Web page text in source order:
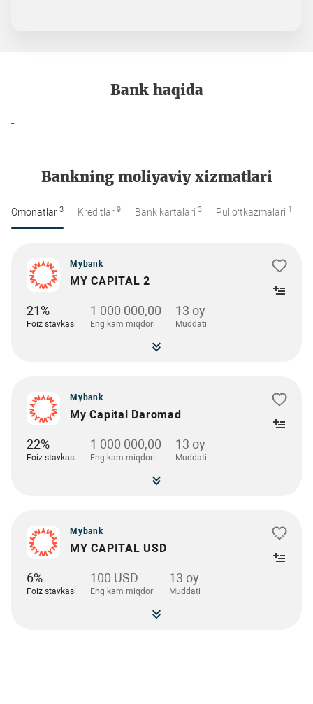
Bank haqida
-
Bankning moliyaviy xizmatlari
Omonatlar 3 Kreditlar 9 Bank kartalari 3 Pul o‘tkazmalari 1
Mybank
MY CAPITAL 2
21%
Foiz stavkasi
1 000 000,00
Eng kam miqdori
13 oy
Muddati
Mybank
My Capital Daromad
22%
Foiz stavkasi
1 000 000,00
Eng kam miqdori
13 oy
Muddati
Mybank
MY CAPITAL USD
6%
Foiz stavkasi
100 USD
Eng kam miqdori
13 oy
Muddati